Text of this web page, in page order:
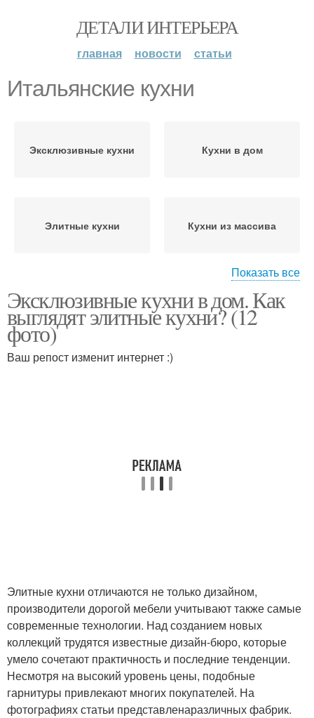
ДЕТАЛИ ИНТЕРЬЕРА
главная новости статьи
Итальянские кухни
Эксклюзивные кухни Кухни в дом
Элитные кухни Кухни из массива
Кухни на заказ Кухни из италии
Показать все
Эксклюзивные кухни в дом. Как
выглядят элитные кухни? (12
фото)
Ваш репост изменит интернет :)
Элитные кухни отличаются не только дизайном,
производители дорогой мебели учитывают также самые
современные технологии. Над созданием новых
коллекций трудятся известные дизайн-бюро, которые
умело сочетают практичность и последние тенденции.
Несмотря на высокий уровень цены, подобные
гарнитуры привлекают многих покупателей. На
фотографиях статьи представленаразличных фабрик.